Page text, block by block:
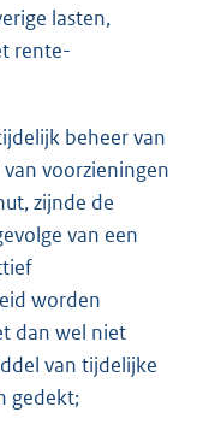
lasten,
rente-
beheer van
voorzieningen
zijnde de
van een
worden
dan wel niet
van tijdelijke
gedekt;